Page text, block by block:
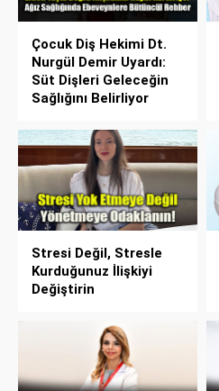
Çocuk Diş Hekimi Dt.
Nurgül Demir Uyardı:
Süt Dişleri Geleceğin
Sağlığını Belirliyor
Stresi Değil, Stresle
Kurduğunuz İlişkiyi
Değiştirin